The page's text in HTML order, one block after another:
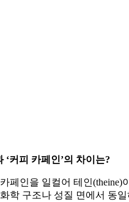
‘커피 카페인’의 차이는?
페인을 일컬어 테인
학 구조나 성질 면에서 동